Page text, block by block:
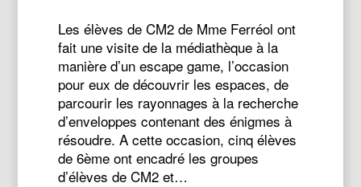
Les élèves de CM2 de Mme Ferréol ont
fait une visite de la médiathèque à la
manière d’un escape game, l’occasion
pour eux de découvrir les espaces, de
parcourir les rayonnages à la recherche
d’enveloppes contenant des énigmes à
résoudre. A cette occasion, cinq élèves
de 6ème ont encadré les groupes
d’élèves de CM2 et…